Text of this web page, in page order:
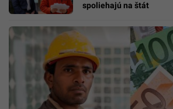
spoliehajú na štát